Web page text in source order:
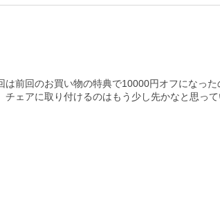
前回のお買い物の特典で10000円オフになっ
ェアに取り付けるのはもう少し先かなと思って